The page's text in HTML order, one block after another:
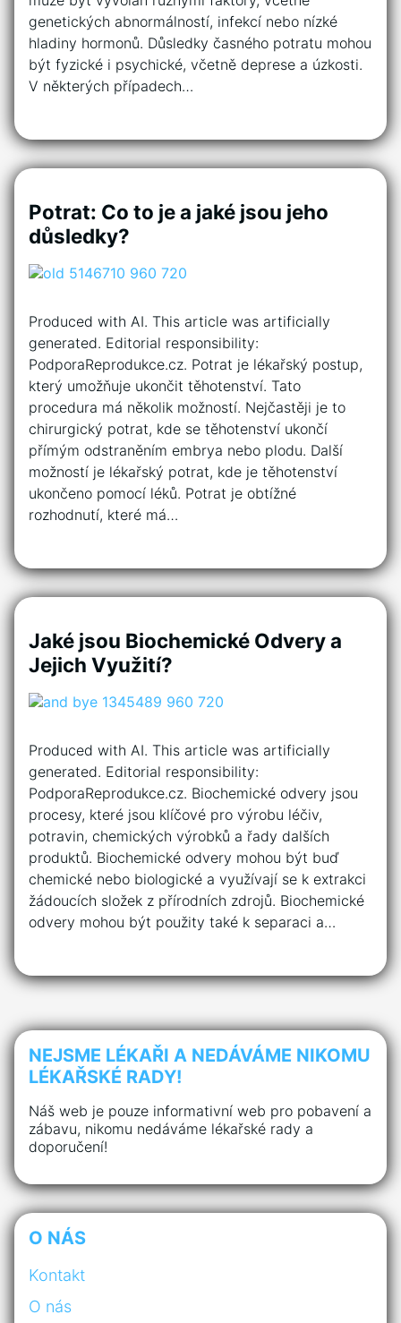
genetických abnormálností, infekcí nebo nízké
hladiny hormonů. Důsledky časného potratu mohou
být fyzické i psychické, včetně deprese a úzkosti.
V některých případech…
Potrat: Co to je a jaké jsou jeho
důsledky?
Produced with AI. This article was artificially
generated. Editorial responsibility:
PodporaReprodukce.cz. Potrat je lékařský postup,
který umožňuje ukončit těhotenství. Tato
procedura má několik možností. Nejčastěji je to
chirurgický potrat, kde se těhotenství ukončí
přímým odstraněním embrya nebo plodu. Další
možností je lékařský potrat, kde je těhotenství
ukončeno pomocí léků. Potrat je obtížné
rozhodnutí, které má…
Jaké jsou Biochemické Odvery a
Jejich Využití?
Produced with AI. This article was artificially
generated. Editorial responsibility:
PodporaReprodukce.cz. Biochemické odvery jsou
procesy, které jsou klíčové pro výrobu léčiv,
potravin, chemických výrobků a řady dalších
produktů. Biochemické odvery mohou být buď
chemické nebo biologické a využívají se k extrakci
žádoucích složek z přírodních zdrojů. Biochemické
odvery mohou být použity také k separaci a…
NEJSME LÉKAŘI A NEDÁVÁME NIKOMU
LÉKAŘSKÉ RADY!
Náš web je pouze informativní web pro pobavení a
zábavu, nikomu nedáváme lékařské rady a
doporučení!
O NÁS
Kontakt
O nás